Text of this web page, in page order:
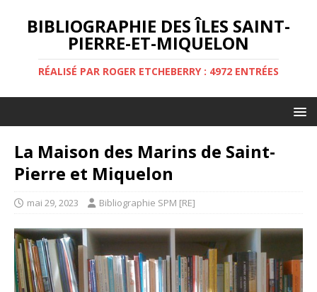
BIBLIOGRAPHIE DES ÎLES SAINT-
PIERRE-ET-MIQUELON
RÉALISÉ PAR ROGER ETCHEBERRY : 4972 ENTRÉES
La Maison des Marins de Saint-
Pierre et Miquelon
mai 29, 2023 Bibliographie SPM [RE]